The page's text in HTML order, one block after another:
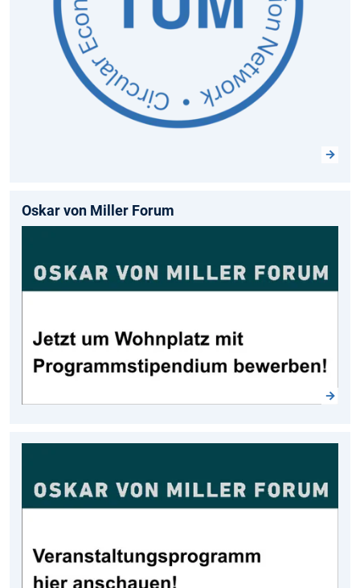
Oskar von Miller Forum